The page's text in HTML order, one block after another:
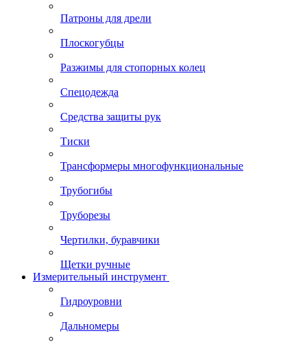
Патроны для дрели
Плоскогубцы
Разжимы для стопорных колец
Спецодежда
Средства защиты рук
Тиски
Трансформеры многофункциональные
Трубогибы
Труборезы
Чертилки, буравчики
Щетки ручные
Измерительный инструмент
Гидроуровни
Дальномеры